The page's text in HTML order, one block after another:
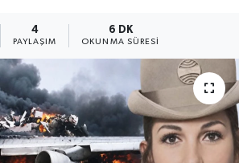
4
PAYLAŞIM
6 DK
OKUNMA SÜRESI